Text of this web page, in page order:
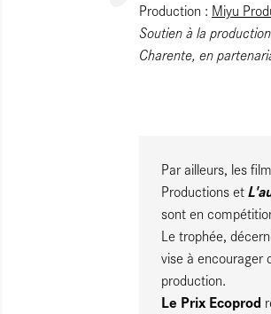
Production : Miyu
Soutien à la
Charente, en
Par ailleurs, les
Productions et
sont en
Le trophée,
vise à encourager
production.
Le Prix Ecoprod